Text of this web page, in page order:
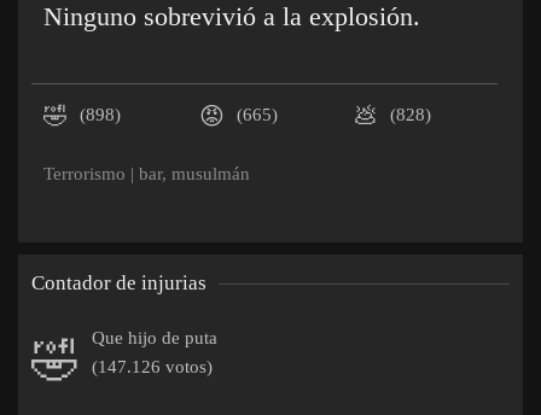
Ninguno sobrevivió a la explosión.
🤣 (898) 😡 (665) 💩 (828)
Terrorismo | bar, musulmán
Contador de injurias
🤣
Que hijo de puta
(147.126 votos)